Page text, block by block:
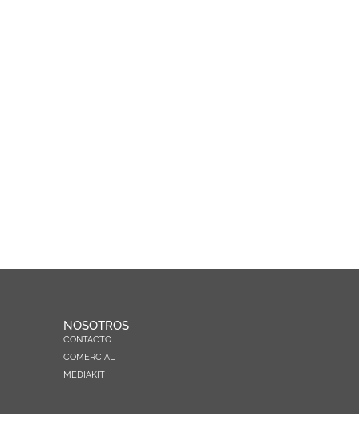
NOSOTROS
CONTACTO
COMERCIAL
MEDIAKIT